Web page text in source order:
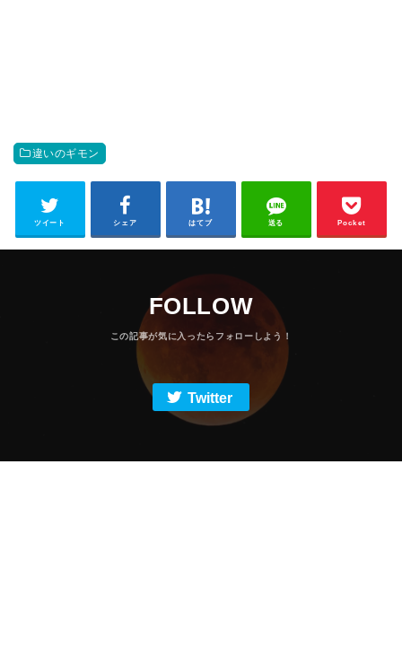
違いのギモン
ツイート シェア はてブ 送る Pocket
FOLLOW
Twitter